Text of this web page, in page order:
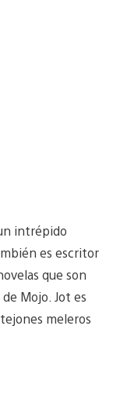
intrépido
es escritor
que son
Mojo. Jot es
meleros